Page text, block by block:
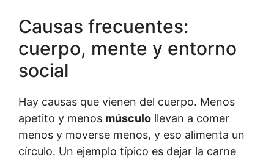
Causas frecuentes:
cuerpo, mente y entorno
social
Hay causas que vienen del cuerpo. Menos
apetito y menos músculo llevan a comer
menos y moverse menos, y eso alimenta un
círculo. Un ejemplo típico es dejar la carne